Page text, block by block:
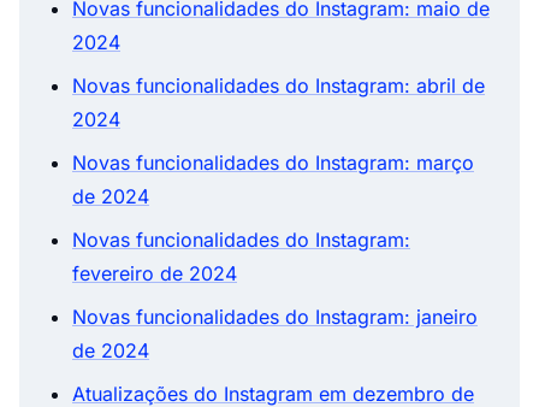
Novas funcionalidades do Instagram: maio de
2024
Novas funcionalidades do Instagram: abril de
2024
Novas funcionalidades do Instagram: março
de 2024
Novas funcionalidades do Instagram:
fevereiro de 2024
Novas funcionalidades do Instagram: janeiro
de 2024
Atualizações do Instagram em dezembro de